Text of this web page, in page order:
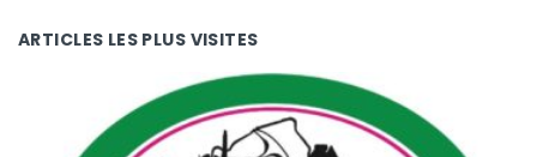
ARTICLES LES PLUS VISITES